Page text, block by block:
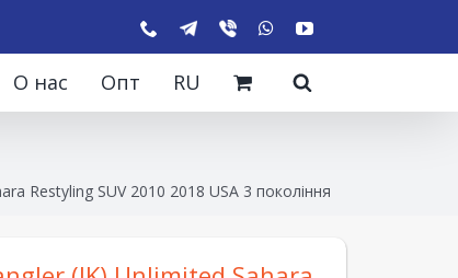
О нас Опт RU
Restyling SUV 2010 2018 USA 3 покоління